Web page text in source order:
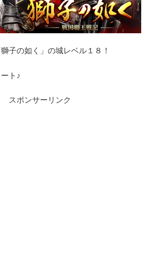
子の如く」の城レベル１８！
ト♪
スポンサーリンク